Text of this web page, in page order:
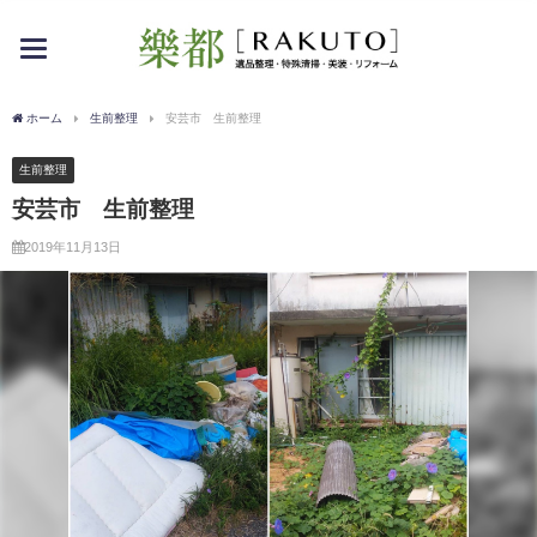
toggle
ホーム 生前整理 安芸市 生前整理
生前整理
安芸市 生前整理
2019年11月13日